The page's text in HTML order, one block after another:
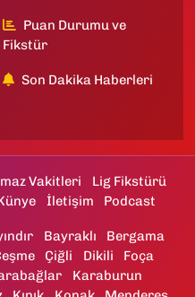
Puan Durumu ve
Fikstür
Son Dakika Haberleri
Vakitleri
Lig Fikstürü
İletişim Podcast
Bayraklı
Bergama
Çiğli Dikili
Foça
Karaburun